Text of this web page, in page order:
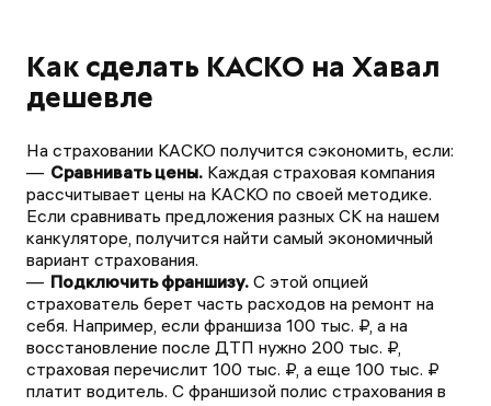
Как сделать КАСКО на Хавал
дешевле
На страховании КАСКО получится сэкономить, если:
Сравнивать цены. Каждая страховая компания
рассчитывает цены на КАСКО по своей методике.
Если сравнивать предложения разных СК на нашем
канкуляторе, получится найти самый экономичный
вариант страхования.
Подключить франшизу. С этой опцией
страхователь берет часть расходов на ремонт на
себя. Например, если франшиза 100 тыс. ₽, а на
восстановление после ДТП нужно 200 тыс. ₽,
страховая перечислит 100 тыс. ₽, а еще 100 тыс. ₽
платит водитель. С франшизой полис страхования в